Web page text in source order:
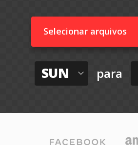
Selecionar arquivos
SUN para